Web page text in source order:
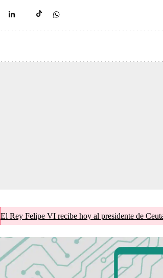
El Rey Felipe VI recibe hoy al presidente de